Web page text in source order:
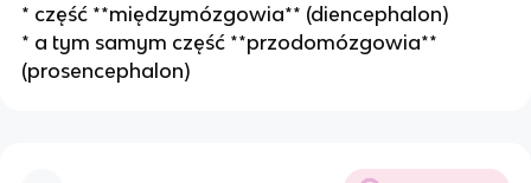
* część **międzymózgowia** (diencephalon)
* a tym samym część **przodomózgowia**
(prosencephalon)